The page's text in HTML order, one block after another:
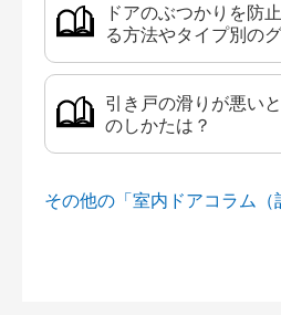
ドアのぶつかりを防
る方法やタイプ別の
引き戸の滑りが悪い
のしかたは？
その他の「室内ドアコラム（